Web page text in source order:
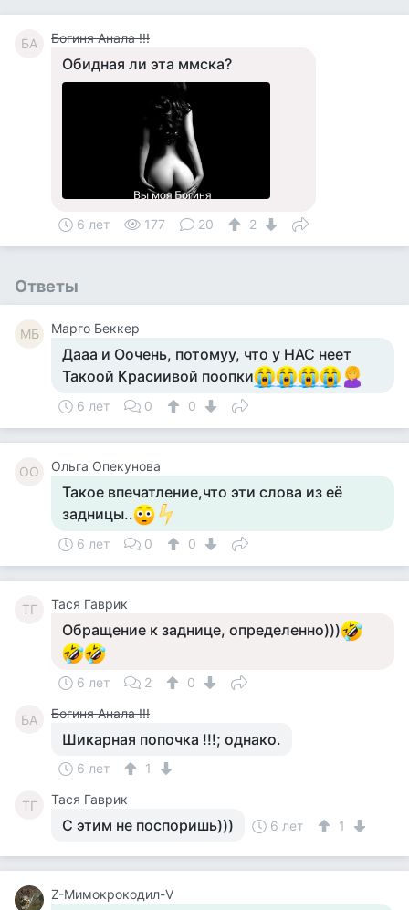
БА Богиня Анала !!!
Обидная ли эта ммска?
6 лет 177 20 2
Ответы
MБ Mарго Беккер
Дааа и Оочень, потомуу, что у НАС неет
Такоой Красиивой поопки
6 лет 0 0
ОО Ольга Опекунова
Такое впечатление,что эти слова из её
задницы..
6 лет 0 0
ТГ Тася Гаврик
Обращение к заднице, определенно)))
6 лет 2 0
БА Богиня Анала !!!
Шикарная попочка !!!; однако.
6 лет 1
ТГ Тася Гаврик
С этим не поспоришь))) 6 лет 1
Z-Мимокрокодил-V